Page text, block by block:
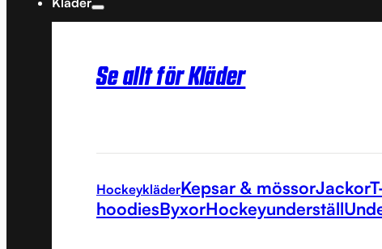
Se allt för Kläder
HockeykläderKepsar & mössorJackor
hoodiesByxorHockeyunderställ